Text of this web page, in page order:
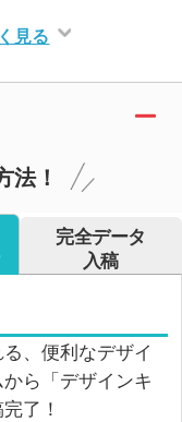
見る
法！
完全データ
入稿
、便利なデザイ
ら「デザインキ
了！